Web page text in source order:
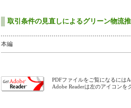
取引条件の見直しによるグリーン物
本編
PDFファイルをご覧になるには
Adobe Readerは左のアイコン